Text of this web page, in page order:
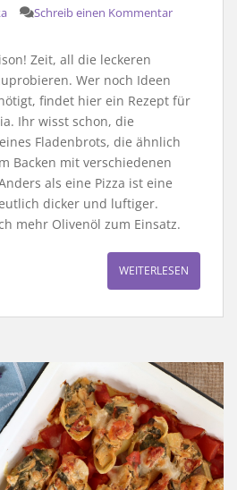
Schreib einen Kommentar
Zeit, all die leckeren
Wer noch Ideen
findet hier ein Rezept für
Ihr wisst schon, die
Fladenbrots, die ähnlich
Backen mit verschiedenen
als eine Pizza ist eine
dicker und luftiger.
mehr Olivenöl zum Einsatz.
WEITERLESEN